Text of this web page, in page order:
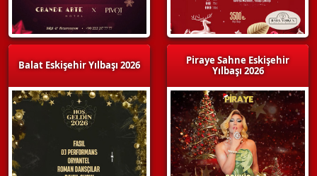
Balat Eskişehir Yılbaşı 2026
Piraye Sahne Eskişehir
Yılbaşı 2026